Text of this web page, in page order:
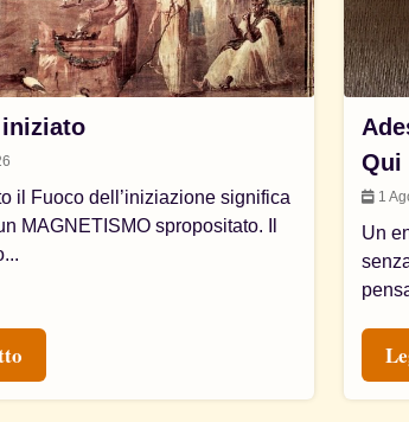
il Fuoco dell’iniziazione significa
MAGNETISMO spropositato. Il
Qui
1
Un